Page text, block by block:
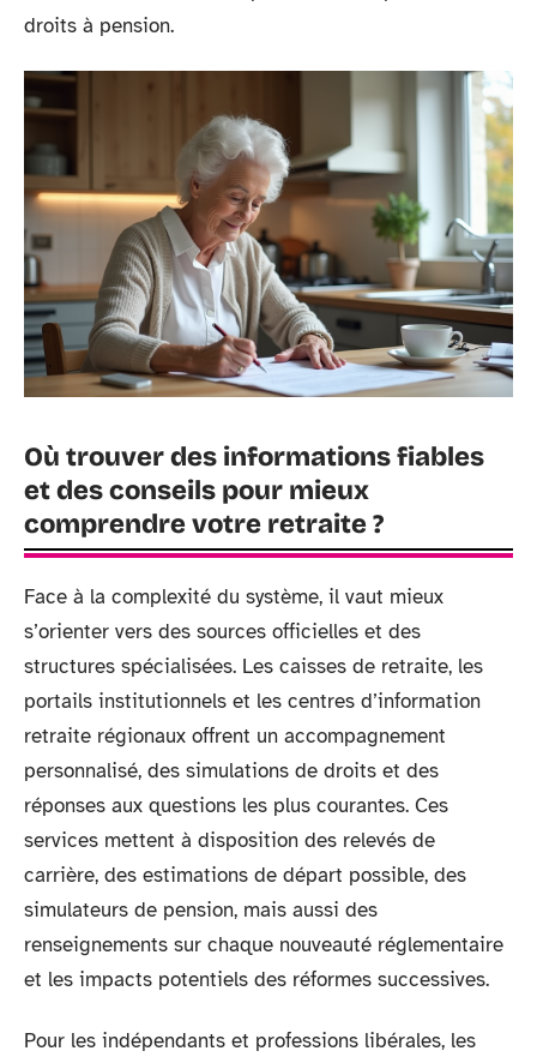
droits à pension.
Où trouver des informations fiables
et des conseils pour mieux
comprendre votre retraite ?
Face à la complexité du système, il vaut mieux
s’orienter vers des sources officielles et des
structures spécialisées. Les caisses de retraite, les
portails institutionnels et les centres d’information
retraite régionaux offrent un accompagnement
personnalisé, des simulations de droits et des
réponses aux questions les plus courantes. Ces
services mettent à disposition des relevés de
carrière, des estimations de départ possible, des
simulateurs de pension, mais aussi des
renseignements sur chaque nouveauté réglementaire
et les impacts potentiels des réformes successives.
Pour les indépendants et professions libérales, les